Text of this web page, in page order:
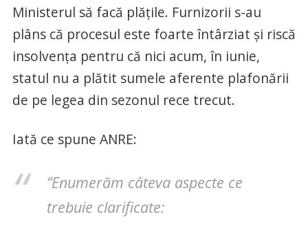
Ministerul să facă plățile. Furnizorii s-au
plâns că procesul este foarte întârziat și riscă
insolvența pentru că nici acum, în iunie,
statul nu a plătit sumele aferente plafonării
de pe legea din sezonul rece trecut.
Iată ce spune ANRE:
“Enumerăm câteva aspecte ce
trebuie clarificate: